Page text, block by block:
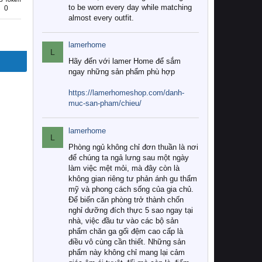
0
to be worn every day while matching
almost every outfit.
L
lamerhome
Hãy đến với lamer Home để sắm
ngay những sản phẩm phù hợp
https://lamerhomeshop.com/danh-
muc-san-pham/chieu/
L
lamerhome
Phòng ngủ không chỉ đơn thuần là nơi
để chúng ta ngả lưng sau một ngày
làm việc mệt mỏi, mà đây còn là
không gian riêng tư phản ánh gu thẩm
mỹ và phong cách sống của gia chủ.
Để biến căn phòng trở thành chốn
nghỉ dưỡng đích thực 5 sao ngay tại
nhà, việc đầu tư vào các bộ sản
phẩm chăn ga gối đệm cao cấp là
điều vô cùng cần thiết. Những sản
phẩm này không chỉ mang lại cảm